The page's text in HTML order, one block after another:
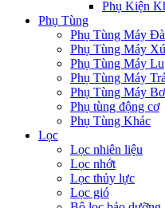
Phụ Kiện
Phụ Tùng
Phụ Tùng Máy
Phụ Tùng Máy
Phụ Tùng Máy Lu
Phụ Tùng Máy
Phụ Tùng Máy
Phụ tùng động cơ
Phụ Tùng Khác
Lọc
Lọc nhiên liệu
Lọc nhớt
Lọc thủy lực
Lọc gió